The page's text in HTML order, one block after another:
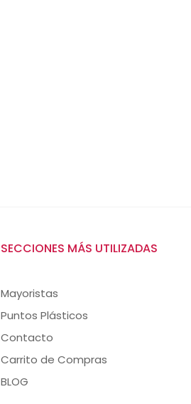
SECCIONES MÁS UTILIZADAS
Mayoristas
Puntos Plásticos
Contacto
Carrito de Compras
BLOG